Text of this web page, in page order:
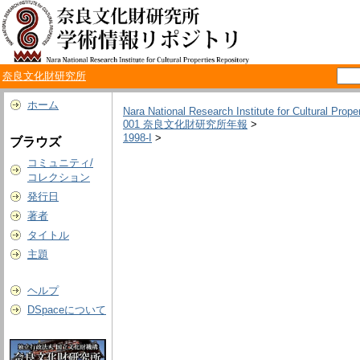
奈良文化財研究所
ホーム
ブラウズ
コミュニティ/
コレクション
発行日
著者
タイトル
主題
ヘルプ
DSpaceについて
Nara National Research Institute for Cultural
001 奈良文化財研究所年報 >
1998-I >